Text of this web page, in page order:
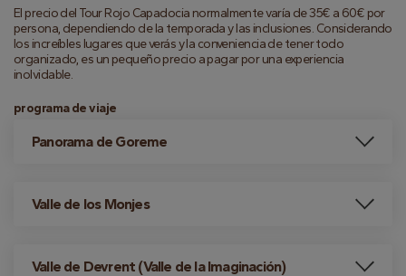
El precio del Tour Rojo Capadocia normalmente varía de 35€ a 60€ por
persona, dependiendo de la temporada y las inclusiones. Considerando
los increíbles lugares que verás y la conveniencia de tener todo
organizado, es un pequeño precio a pagar por una experiencia
inolvidable.
programa de viaje
Panorama de Goreme
Valle de los Monjes
Valle de Devrent (Valle de la Imaginación)